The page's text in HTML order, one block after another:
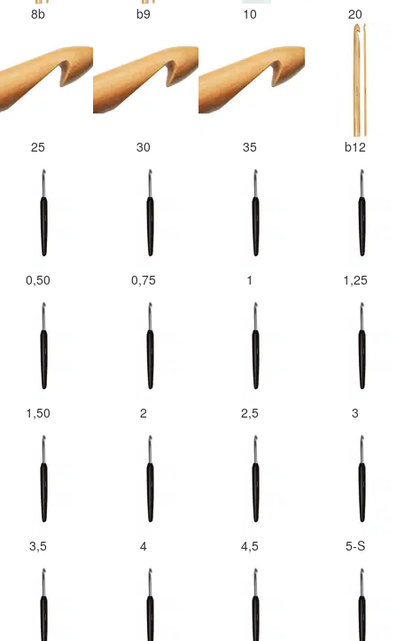
8b b9 10 20
25 30 35 b12
0,50 0,75 1 1,25
1,50 2 2,5 3
3,5 4 4,5 5-S